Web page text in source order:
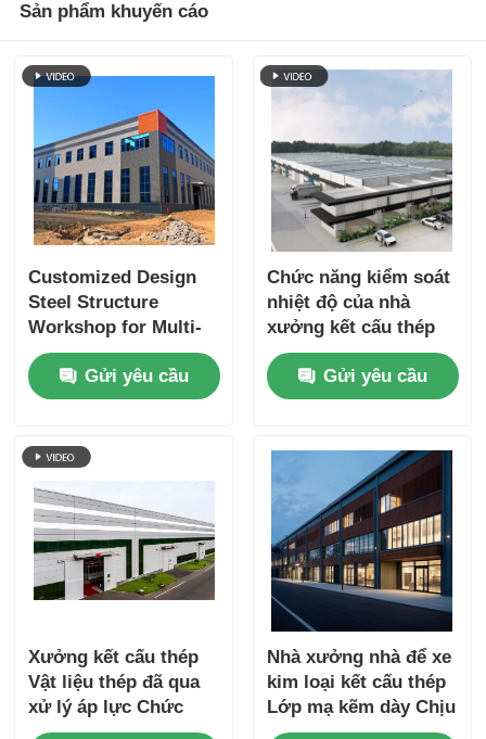
Sản phẩm khuyến cáo
Customized Design
Steel Structure
Workshop for Multi-
building and
Warehouse with
Large-span Plants
Design for
Gửi yêu cầu
Chức năng kiểm soát
nhiệt độ của nhà
xưởng kết cấu thép
thân thiện với môi
trườngGửi yêu cầu
Xưởng kết cấu thép
Vật liệu thép đã qua
xử lý áp lực Chức
năng kiểm soát nhiệt
Nhà xưởng nhà để xe
kim loại kết cấu thép
Lớp mạ kẽm dày Chịu
lực kéo cao